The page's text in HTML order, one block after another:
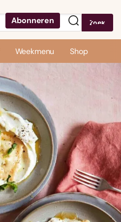
Abonneren Zoek
Weekmenu Shop